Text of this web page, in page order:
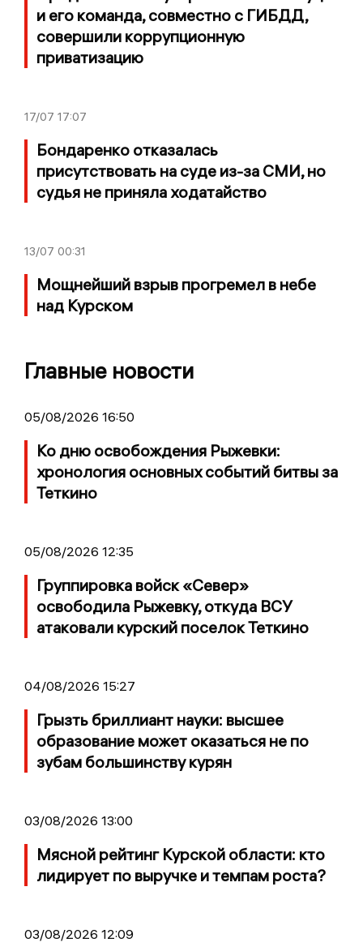
и его команда, совместно с ГИБДД,
совершили коррупционную
приватизацию
17/07 17:07
Бондаренко отказалась
присутствовать на суде из-за СМИ, но
судья не приняла ходатайство
13/07 00:31
Мощнейший взрыв прогремел в небе
над Курском
Главные новости
05/08/2026 16:50
Ко дню освобождения Рыжевки:
хронология основных событий битвы за
Теткино
05/08/2026 12:35
Группировка войск «Север»
освободила Рыжевку, откуда ВСУ
атаковали курский поселок Теткино
04/08/2026 15:27
Грызть бриллиант науки: высшее
образование может оказаться не по
зубам большинству курян
03/08/2026 13:00
Мясной рейтинг Курской области: кто
лидирует по выручке и темпам роста?
03/08/2026 12:09